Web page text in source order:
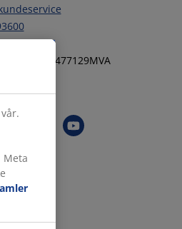
nr. NO947477129MVA
Meta